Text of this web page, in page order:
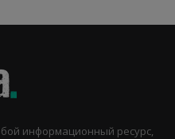
информационный ресурс,